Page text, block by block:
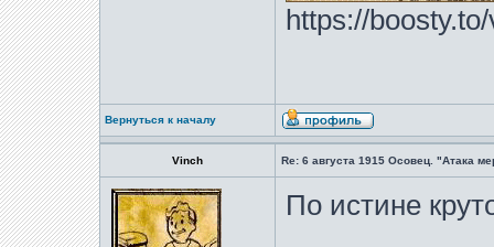
https://
Вернуться к началу
Vinch Re: 6 августа 1915 Осовец. "Атака
По истине